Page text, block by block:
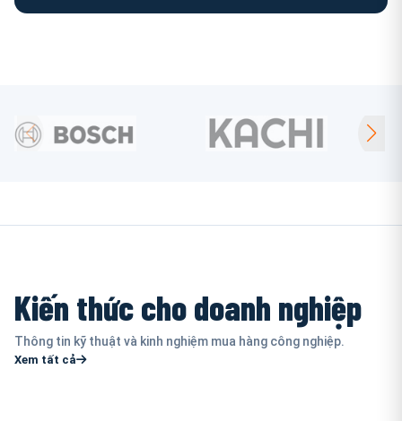
Kiến thức cho doanh nghiệp
Thông tin kỹ thuật và kinh nghiệm mua hàng công nghiệp.
Xem tất cả